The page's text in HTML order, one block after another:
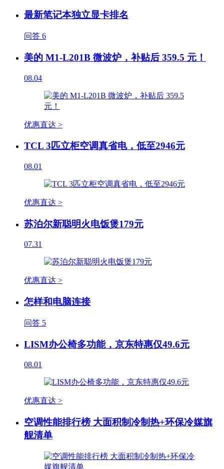
最新笔记本独立显卡排名
问答 6
美的 M1-L201B 微波炉，补贴后 359.5 元！
08.04
优惠直达 >
TCL 3匹立柜空调真省电，低至2946元
08.01
优惠直达 >
苏泊尔新聪明火电饭煲179元
07.31
优惠直达 >
怎样和电脑连接
问答 5
LISM办公椅多功能，京东特惠仅49.6元
08.01
优惠直达 >
空调性能排行榜 大面积制冷制热+环保冷媒旗
舰清单